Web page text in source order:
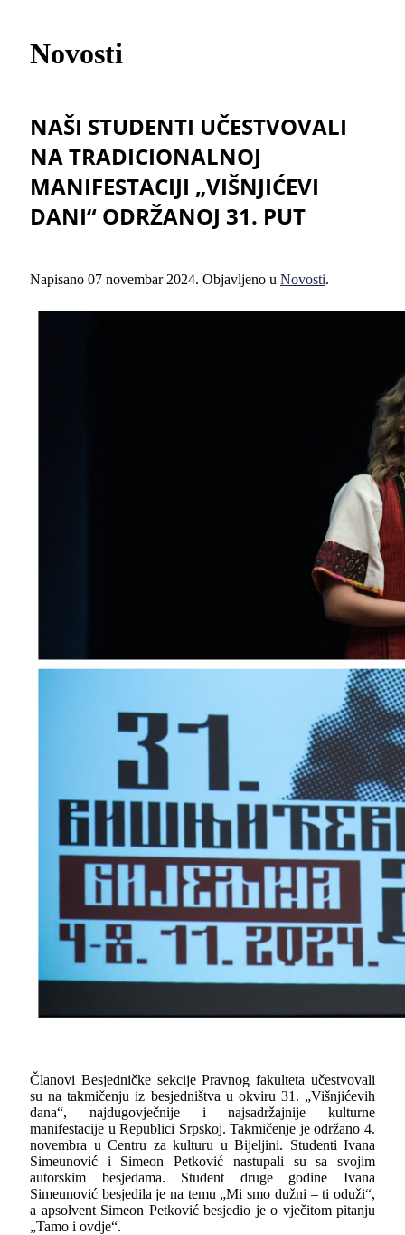
Novosti
NAŠI STUDENTI UČESTVOVALI
NA TRADICIONALNOJ
MANIFESTACIJI „VIŠNJIĆEVI
DANI“ ODRŽANOJ 31. PUT
Napisano 07 novembar 2024. Objavljeno u Novosti.
Članovi Besjedničke sekcije Pravnog fakulteta učestvovali
su na takmičenju iz besjedništva u okviru 31. „Višnjićevih
dana“, najdugovječnije i najsadržajnije kulturne
manifestacije u Republici Srpskoj. Takmičenje je održano 4.
novembra u Centru za kulturu u Bijeljini. Studenti Ivana
Simeunović i Simeon Petković nastupali su sa svojim
autorskim besjedama. Student druge godine Ivana
Simeunović besjedila je na temu „Mi smo dužni – ti oduži“,
a apsolvent Simeon Petković besjedio je o vječitom pitanju
„Tamo i ovdje“.